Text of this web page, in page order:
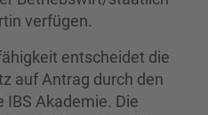
verfügen.
entscheidet die
auf Antrag durch den
IBS Akademie. Die